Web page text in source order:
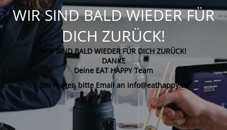
WIR SIND BALD WIEDER FÜR
DICH ZURÜCK!
WIR SIND BALD WIEDER FÜR DICH ZURÜCK!
DANKE
Deine EAT HAPPY Team
Bei Fragen bitte Email an info@eathappy.at